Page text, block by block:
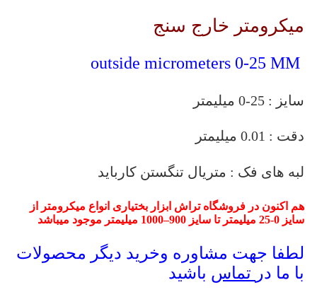
میکرومتر خارج سنج
سایز : 25-0 میلیمتر
دقت : 0.01 میلیمتر
لبه های فک : متریال تنگستن کارباید
هم اکنون در فروشگاه تراش ابزار بختیاری انواع میکرومتر از
سایز 0-25 میلیمتر تا سایز 900–1000 میلیمتر موجود میباشد
لطفا جهت مشاوره وخرید دیگر محصولات
با ما در تماس باشید